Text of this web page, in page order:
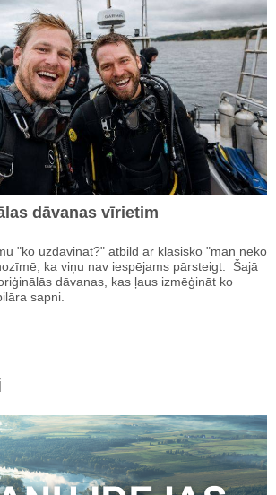
dāvanas vīrietim
"ko uzdāvināt?" atbild ar klasisko "man neko
ka viņu nav iespējams pārsteigt. Šajā
dāvanas, kas ļaus izmēģināt ko
sapni.